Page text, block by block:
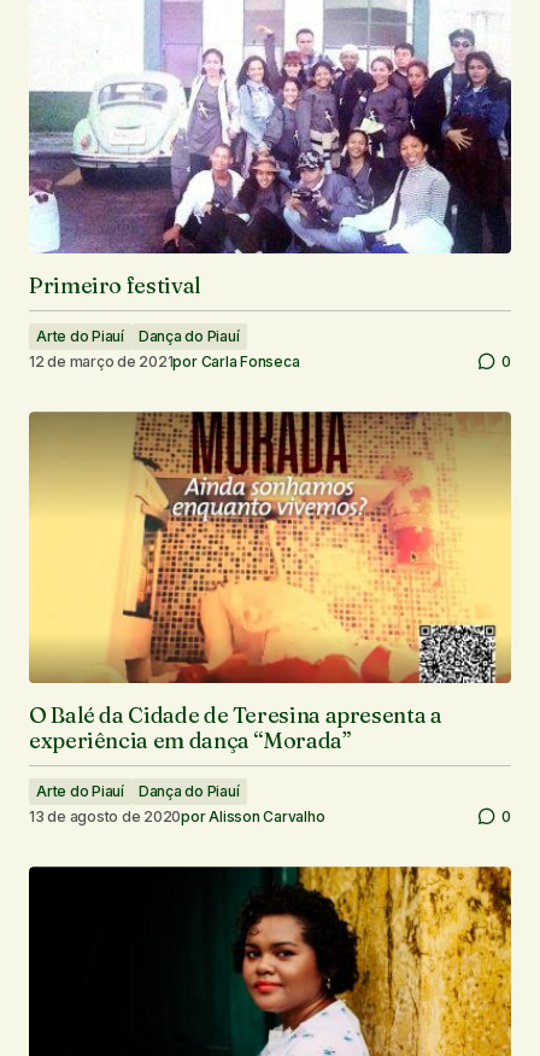
Primeiro festival
Arte do Piauí
Dança do Piauí
12 de março de 2021por Carla Fonseca 0
O Balé da Cidade de Teresina apresenta a
experiência em dança “Morada”
Arte do Piauí
Dança do Piauí
13 de agosto de 2020porAlisson Carvalho 0